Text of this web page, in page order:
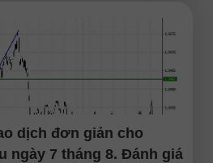
dịch đơn giản cho
ngày 7 tháng 8. Đánh giá